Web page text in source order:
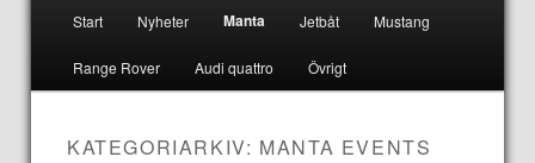
Hoppa
till
Hoppa
till
Start Nyheter Manta Jetbåt Mustang
Range Rover Audi quattro Övrigt
KATEGORIARKIV: MANTA EVENTS